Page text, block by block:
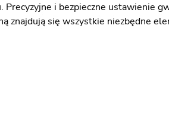
i bezpieczne ustawienie
się wszystkie niezbędne